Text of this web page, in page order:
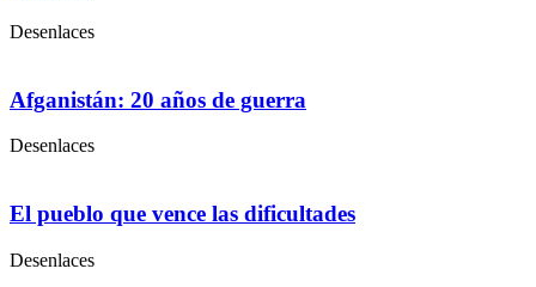
Desenlaces
Afganistán: 20 años de guerra
Desenlaces
El pueblo que vence las dificultades
Desenlaces